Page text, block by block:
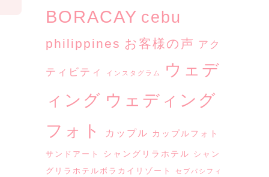
BORACAY cebu
philippines お客様の声 アク
ティビティ インスタグラム
ウェデ
ィング ウェディング
フォト
カップル カップルフォト
サンドアート シャングリラホテル シャン
グリラホテルボラカイリゾート
セブパシフィ